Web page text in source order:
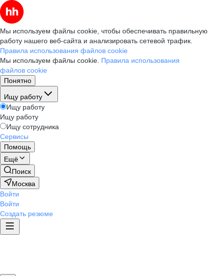
Мы используем файлы cookie, чтобы обеспечивать правильную
работу нашего веб-сайта и анализировать сетевой трафик.
Правила использования файлов cookie
Мы используем файлы cookie. Правила использования
файлов cookie
Понятно
Ищу работу
Ищу работу
Ищу работу
Ищу сотрудника
Сервисы
Помощь
Ещё
Поиск
Москва
Войти
Войти
Создать резюме